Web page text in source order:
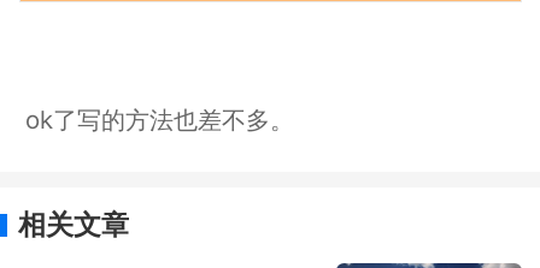
ok了写的方法也差不多。
相关文章